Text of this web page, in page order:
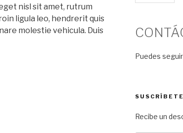
nisl sit amet, rutrum
ligula leo, hendrerit quis
molestie vehicula. Duis
Puedes
SUSCRÍBETE
Recibe un